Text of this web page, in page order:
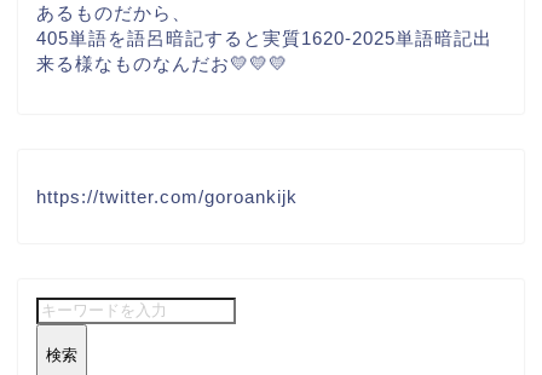
あるものだから、
405単語を語呂暗記すると実質1620-2025単語暗記出
来る様なものなんだお💛💛💛
https://twitter.com/goroankijk
検索